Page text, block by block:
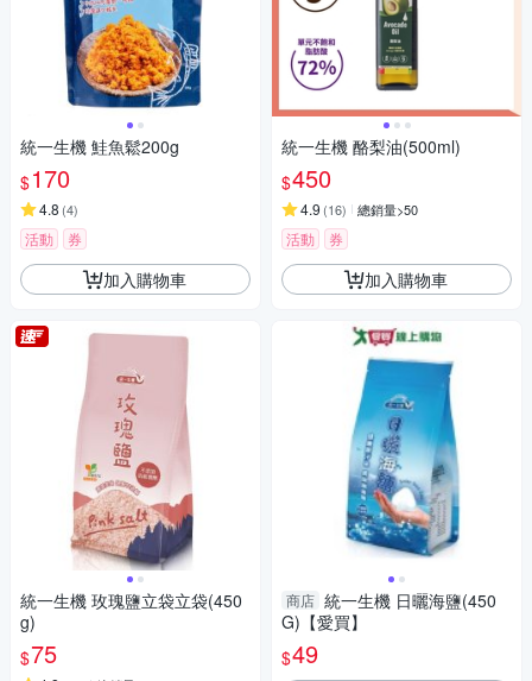
統一生機 鮭魚鬆200g
$170
4.8 (4)
活動 券
加入購物車
統一生機 玫瑰鹽立袋立袋(450
g)
$75
統一生機 酪梨油(500ml)
$450
4.9 (16) 總銷量>50
活動 券
加入購物車
商店 統一生機 日曬海鹽(450
G)【愛買】
$49